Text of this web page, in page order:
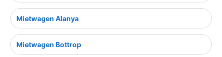
Mietwagen Alanya
Mietwagen Bottrop